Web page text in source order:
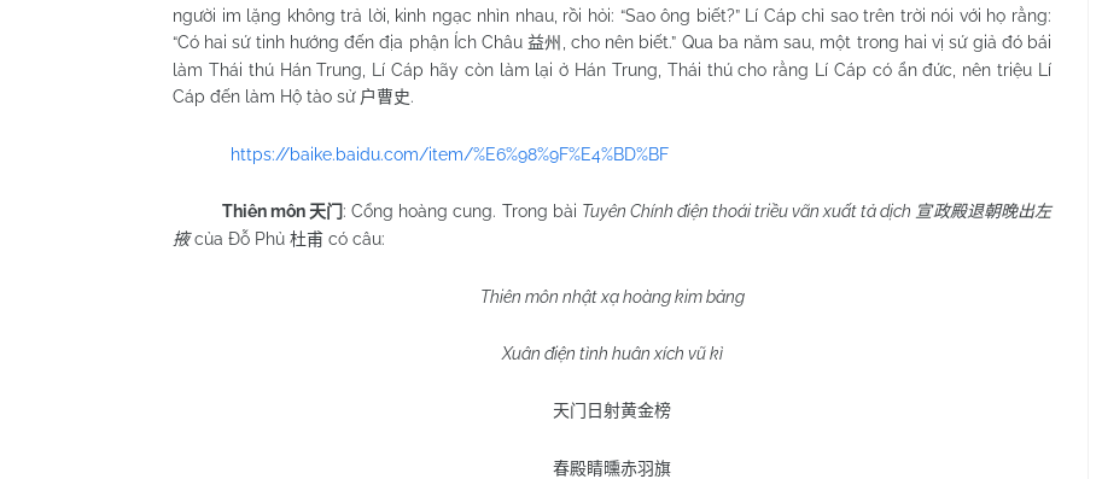
người im lặng không trả lời, kinh ngạc nhìn nhau, rồi hỏi: “Sao ông biết?” Lí Cáp chỉ sao trên trời nói với họ rằng:
“Có hai sứ tinh hướng đến địa phận Ích Châu 益州
, cho nên biết.” Qua ba năm sau, một trong hai vị sứ giả đó bái
làm Thái thú Hán Trung, Lí Cáp hãy còn làm lại ở Hán Trung, Thái thú cho rằng Lí Cáp có ẩn đức, nên triệu Lí
Cáp đến làm Hộ tào sử 户曹史.
https://baike.baidu.com/item/%E6%98%9F%E4%BD%BF
Thiên môn 天门 : Cổng hoàng cung. Trong bài Tuyên Chính điện thoái triều vãn xuất tả dịch 宣政殿退朝晚出左
掖 của Đỗ Phủ 杜甫 có câu:
Thiên môn nhật xạ hoàng kim bảng
Xuân điện tình huân xích vũ kì
天门日射黄金榜
春殿睛曛赤羽旗